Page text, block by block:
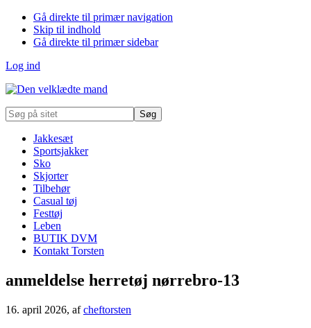
Gå direkte til primær navigation
Skip til indhold
Gå direkte til primær sidebar
Log ind
Søg
på
Jakkesæt
Sportsjakker
Sko
Skjorter
Tilbehør
Casual tøj
Festtøj
Leben
BUTIK DVM
Kontakt Torsten
anmeldelse herretøj nørrebro-13
16. april 2026, afcheftorsten